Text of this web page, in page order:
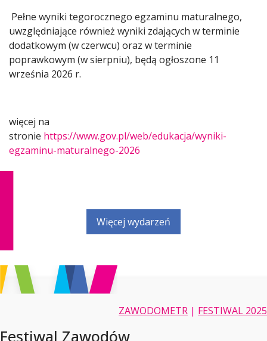
Pełne wyniki tegorocznego egzaminu maturalnego,
uwzględniające również wyniki zdających w terminie
dodatkowym (w czerwcu) oraz w terminie
poprawkowym (w sierpniu), będą ogłoszone 11
września 2026 r.
więcej na
stronie https://www.gov.pl/web/edukacja/wyniki-
egzaminu-maturalnego-2026
Więcej wydarzeń
ZAWODOMETR | FESTIWAL 2025
Festiwal Zawodów